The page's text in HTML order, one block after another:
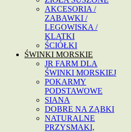
AKCESORIA /
ZABAWKI /
LEGOWISKA /
KLATKI
ŚCIÓŁKI
ŚWINKI MORSKIE
JR FARM DLA
ŚWINKI MORSKIEJ
POKARMY
PODSTAWOWE
SIANA
DOBRE NA ZĄBKI
NATURALNE
PRZYSMAKI,